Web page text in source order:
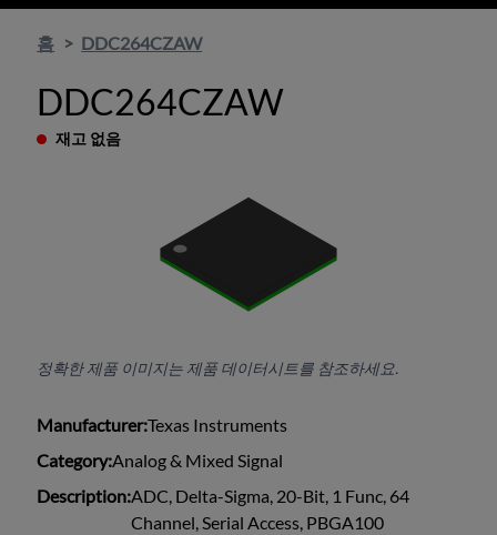
홈 DDC264CZAW
DDC264CZAW
재고 없음
정확한 제품 이미지는 제품 데이터시트를 참조하세요.
Manufacturer:Texas Instruments
Category:Analog & Mixed Signal
Description:ADC, Delta-Sigma, 20-Bit, 1 Func, 64
Channel, Serial Access, PBGA100